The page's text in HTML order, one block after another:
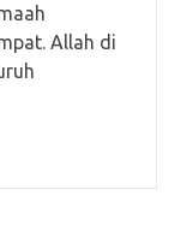
Allah di